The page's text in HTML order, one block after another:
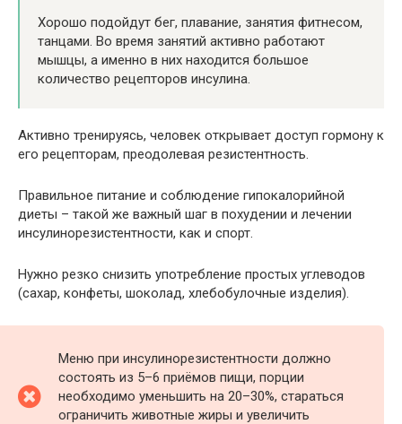
Хорошо подойдут бег, плавание, занятия фитнесом,
танцами. Во время занятий активно работают
мышцы, а именно в них находится большое
количество рецепторов инсулина.
Активно тренируясь, человек открывает доступ гормону к
его рецепторам, преодолевая резистентность.
Правильное питание и соблюдение гипокалорийной
диеты – такой же важный шаг в похудении и лечении
инсулинорезистентности, как и спорт.
Нужно резко снизить употребление простых углеводов
(сахар, конфеты, шоколад, хлебобулочные изделия).
Меню при инсулинорезистентности должно
состоять из 5–6 приёмов пищи, порции
необходимо уменьшить на 20–30%, стараться
ограничить животные жиры и увеличить